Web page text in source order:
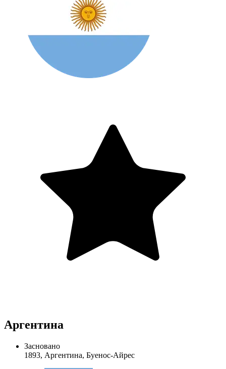
Аргентина
Засновано
1893, Аргентина, Буенос-Айрес